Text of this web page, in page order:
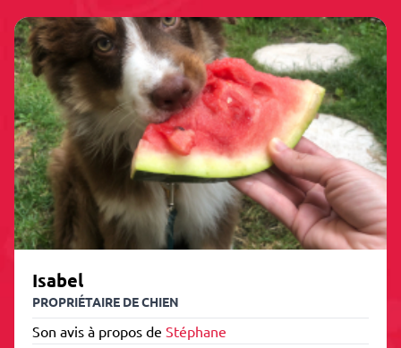
Isabel
PROPRIÉTAIRE DE CHIEN
Son avis à propos de Stéphane